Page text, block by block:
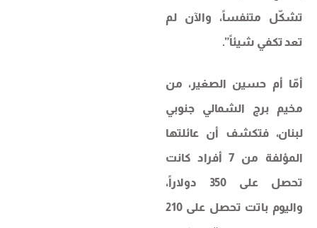
تشكّل متنفساً، والآن لم
تعد تكفي شيئاً”.
أمّا أم حسين الصغير، من
مخيم برج الشمالي جنوبي
لبنان، فتكشف أن عائلتها
المؤلفة من 7 أفراد كانت
تحصل على 350 دولاراً،
واليوم باتت تحصل على 210